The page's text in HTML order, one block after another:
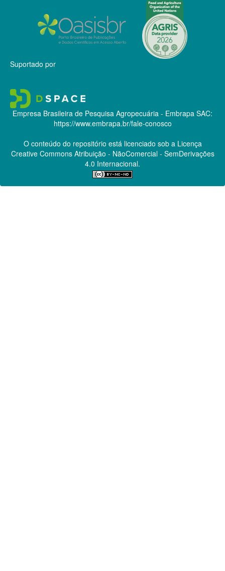
Suportado por
Empresa Brasileira de Pesquisa Agropecuária - Embrapa SAC:
https://www.embrapa.br/fale-conosco
O conteúdo do repositório está licenciado sob a Licença
Creative CommonsAtribuição - NãoComercial - SemDerivações
4.0 Internacional.